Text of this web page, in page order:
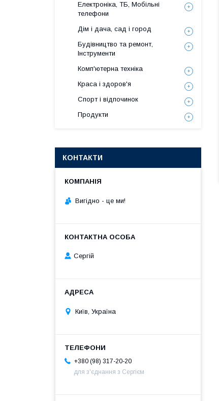
Електроніка, ТБ, Мобільні
телефони
Дім і дача, сад і город
Будівництво та ремонт,
Інструменти
Комп'ютерна техніка
Краса і здоров'я
Спорт і відпочинок
Продукти
КОНТАКТИ
Вигiдно - це ми!
Сергій
Київ, Україна
+380 (98) 317-20-20
для з'єднання з Сергієм